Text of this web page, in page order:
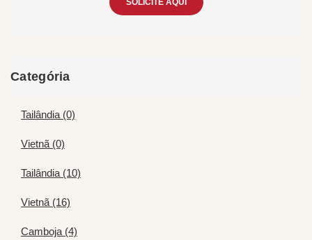
Categória
Tailândia (0)
Vietnã (0)
Tailândia (10)
Vietnã (16)
Camboja (4)